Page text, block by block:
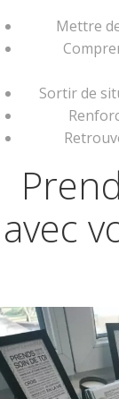
Mettre
Sortir de
avec